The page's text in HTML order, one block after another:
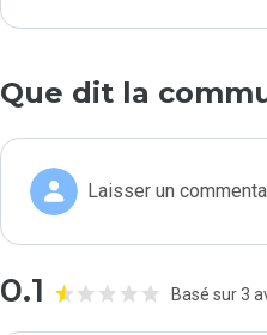
Que dit la
Laisser un
0.1 Basé sur 3